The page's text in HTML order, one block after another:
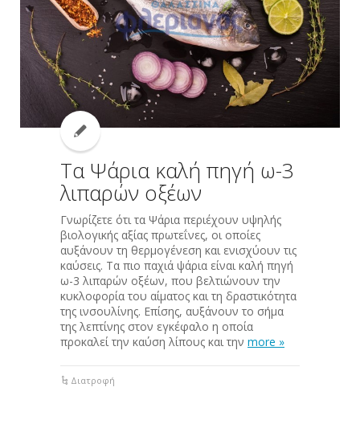
Τα Ψάρια καλή πηγή ω-3
λιπαρών οξέων
Γνωρίζετε ότι τα Ψάρια περιέχουν υψηλής
βιολογικής αξίας πρωτεΐνες, οι οποίες
αυξάνουν τη θερμογένεση και ενισχύουν τις
καύσεις. Τα πιο παχιά ψάρια είναι καλή πηγή
ω-3 λιπαρών οξέων, που βελτιώνουν την
κυκλοφορία του αίματος και τη δραστικότητα
της ινσουλίνης. Επίσης, αυξάνουν το σήμα
της λεπτίνης στον εγκέφαλο η οποία
προκαλεί την καύση λίπους και την more »
Διατροφή